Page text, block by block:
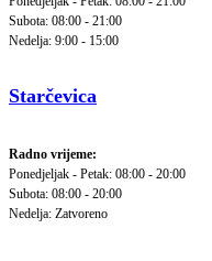
Subota: 08:00 - 21:00
Nedelja: 9:00 - 15:00
Starčevica
Radno vrijeme:
Ponedjeljak - Petak: 08:00 - 20:00
Subota: 08:00 - 20:00
Nedelja: Zatvoreno